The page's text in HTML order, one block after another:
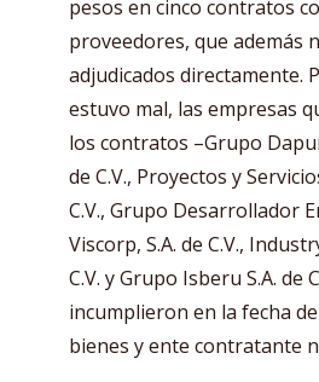
pesos en cinco contratos
proveedores, que además
adjudicados directamente.
estuvo mal, las empresas
los contratos –Grupo
de C.V., Proyectos y
C.V., Grupo Desarrollador
Viscorp, S.A. de C.V.,
C.V. y Grupo Isberu S.A. de
incumplieron en la fecha
bienes y ente contratante